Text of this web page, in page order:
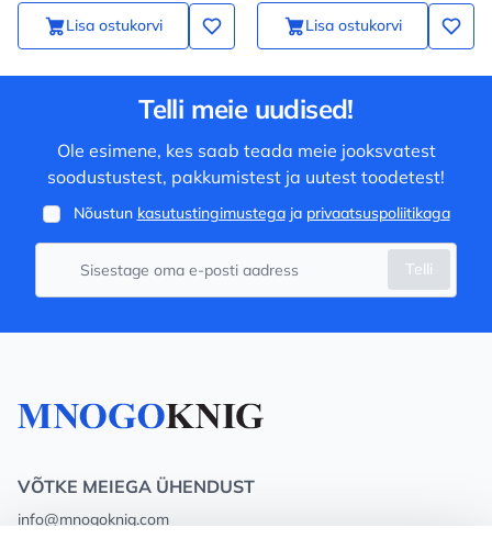
Lisa ostukorvi Lisa ostukorvi
Telli meie uudised!
Ole esimene, kes saab teada meie jooksvatest
soodustustest, pakkumistest ja uutest toodetest!
Nõustun kasutustingimustegaja privaatsuspoliitikaga
Telli
VÕTKE MEIEGA ÜHENDUST
info@mnogoknig.com